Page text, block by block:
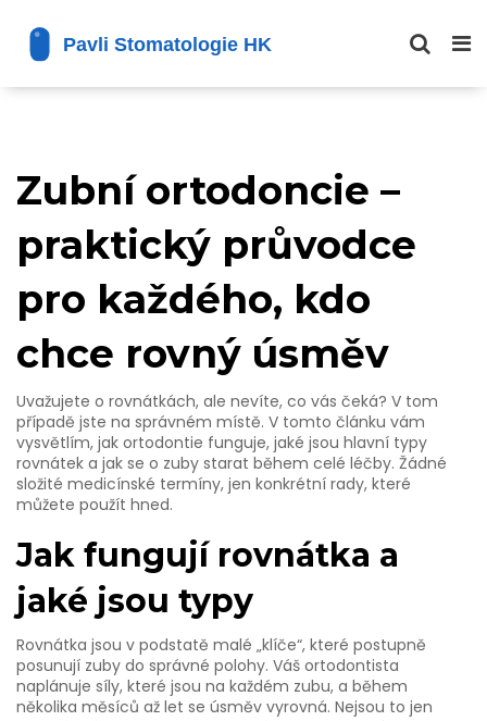
Zubní ortodoncie –
praktický průvodce
pro každého, kdo
chce rovný úsměv
Uvažujete o rovnátkách, ale nevíte, co vás čeká? V tom
případě jste na správném místě. V tomto článku vám
vysvětlím, jak ortodontie funguje, jaké jsou hlavní typy
rovnátek a jak se o zuby starat během celé léčby. Žádné
složité medicínské termíny, jen konkrétní rady, které
můžete použít hned.
Jak fungují rovnátka a
jaké jsou typy
Rovnátka jsou v podstatě malé „klíče“, které postupně
posunují zuby do správné polohy. Váš ortodontista
naplánuje síly, které jsou na každém zubu, a během
několika měsíců až let se úsměv vyrovná. Nejsou to jen